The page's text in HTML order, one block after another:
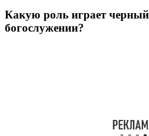
Какую роль играет
богослужении?